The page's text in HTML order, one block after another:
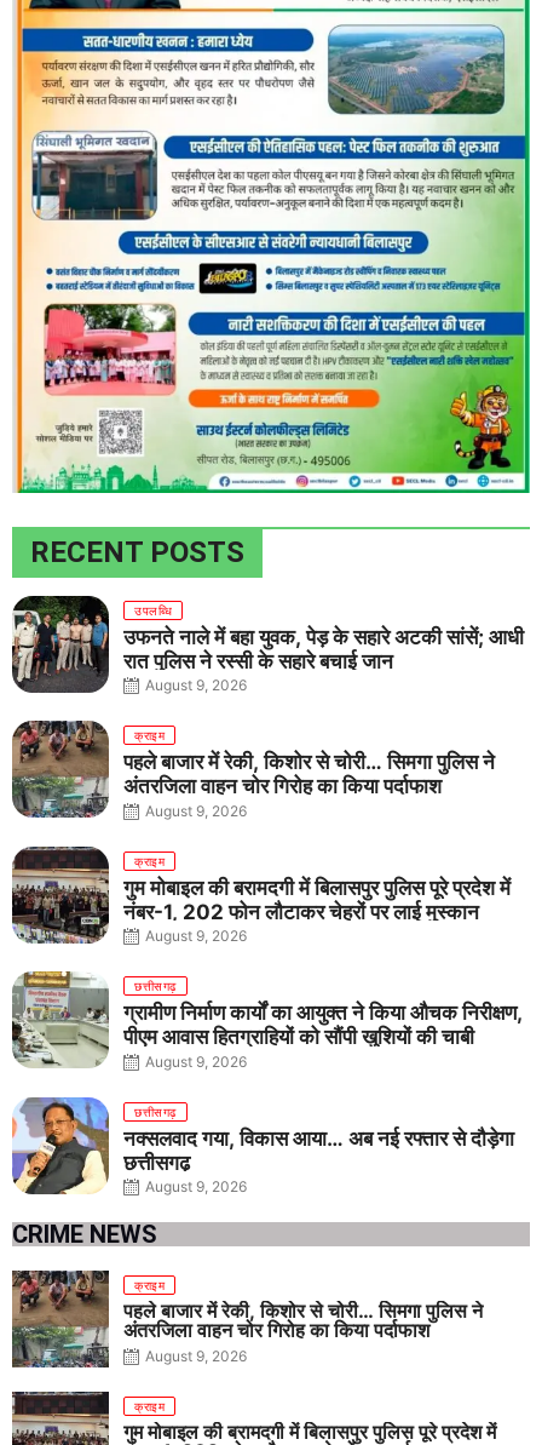
RECENT POSTS
उपलब्धि
उफनते नाले में बहा युवक, पेड़ के सहारे अटकी सांसें; आधी
रात पुलिस ने रस्सी के सहारे बचाई जान
August 9, 2026
क्राइम
पहले बाजार में रेकी, किशोर से चोरी… सिमगा पुलिस ने
अंतरजिला वाहन चोर गिरोह का किया पर्दाफाश
August 9, 2026
क्राइम
गुम मोबाइल की बरामदगी में बिलासपुर पुलिस पूरे प्रदेश में
नंबर-1, 202 फोन लौटाकर चेहरों पर लाई मुस्कान
August 9, 2026
छत्तीसगढ़
ग्रामीण निर्माण कार्यों का आयुक्त ने किया औचक निरीक्षण,
पीएम आवास हितग्राहियों को सौंपी खुशियों की चाबी
August 9, 2026
छत्तीसगढ़
नक्सलवाद गया, विकास आया… अब नई रफ्तार से दौड़ेगा
छत्तीसगढ़
August 9, 2026
CRIME NEWS
क्राइम
पहले बाजार में रेकी, किशोर से चोरी… सिमगा पुलिस ने
अंतरजिला वाहन चोर गिरोह का किया पर्दाफाश
August 9, 2026
क्राइम
गुम मोबाइल की बरामदगी में बिलासपुर पुलिस पूरे प्रदेश में